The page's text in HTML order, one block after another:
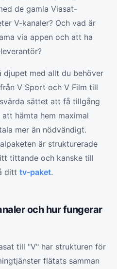
de gamla Viasat-
V-kanaler? Och vad är
via appen och att ha
djupet med allt du behöver
V Sport och V Film till
sättet att få tillgång
hämta hem maximal
mer än nödvändigt.
är strukturerade
tittande och kanske till
ditt tv-paket.
och hur fungerar
till "V" har strukturen för
flätats samman